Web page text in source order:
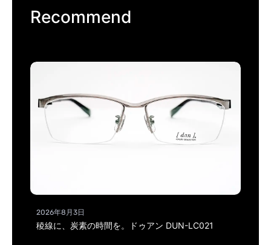
Recommend
2026年8月3日
稜線に、炭素の時間を。ドゥアン DUN-LC021